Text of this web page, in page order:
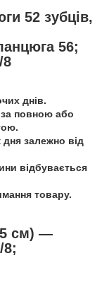
52 зубців,
56;
8
днів.
повною або
залежно від
відбувається
товару.
см) —
8;